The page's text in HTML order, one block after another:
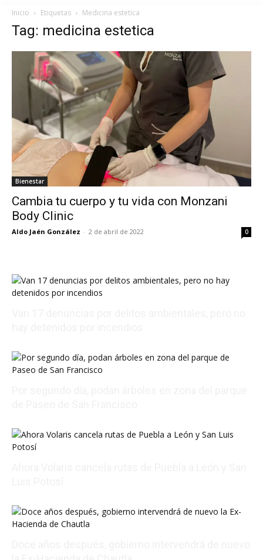
Inicio Etiquetas Medicina estetica
Tag: medicina estetica
Bienestar
Cambia tu cuerpo y tu vida con Monzani
Body Clinic
Aldo Jaén González - 2 de abril de 2022 0